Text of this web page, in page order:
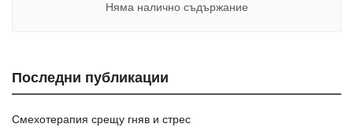
Няма налично съдържание
Последни публикации
Смехотерапия срещу гняв и стрес